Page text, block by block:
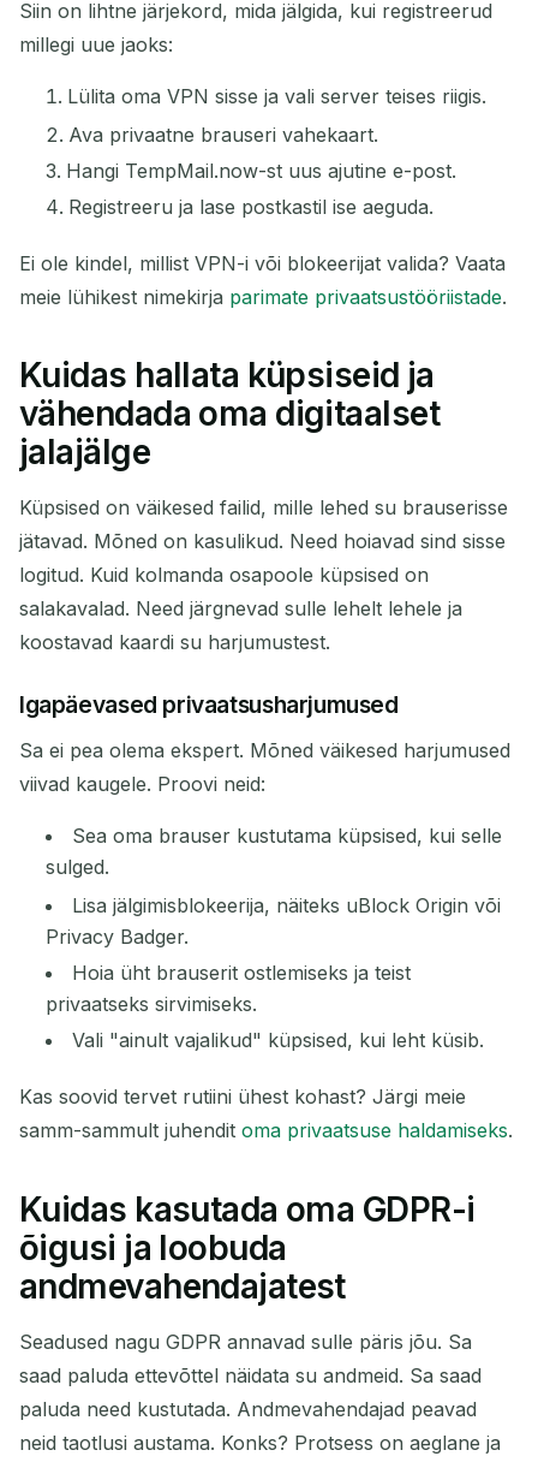
Siin on lihtne järjekord, mida jälgida, kui registreerud
millegi uue jaoks:
Lülita oma VPN sisse ja vali server teises riigis.
Ava privaatne brauseri vahekaart.
Hangi TempMail.now-st uus ajutine e-post.
Registreeru ja lase postkastil ise aeguda.
Ei ole kindel, millist VPN-i või blokeerijat valida? Vaata
meie lühikest nimekirja parimate privaatsustööriistade.
Kuidas hallata küpsiseid ja
vähendada oma digitaalset
jalajälge
Küpsised on väikesed failid, mille lehed su brauserisse
jätavad. Mõned on kasulikud. Need hoiavad sind sisse
logitud. Kuid kolmanda osapoole küpsised on
salakavalad. Need järgnevad sulle lehelt lehele ja
koostavad kaardi su harjumustest.
Igapäevased privaatsusharjumused
Sa ei pea olema ekspert. Mõned väikesed harjumused
viivad kaugele. Proovi neid:
Sea oma brauser kustutama küpsised, kui selle
sulged.
Lisa jälgimisblokeerija, näiteks uBlock Origin või
Privacy Badger.
Hoia üht brauserit ostlemiseks ja teist
privaatseks sirvimiseks.
Vali "ainult vajalikud" küpsised, kui leht küsib.
Kas soovid tervet rutiini ühest kohast? Järgi meie
samm-sammult juhendit oma privaatsuse haldamiseks.
Kuidas kasutada oma GDPR-i
õigusi ja loobuda
andmevahendajatest
Seadused nagu GDPR annavad sulle päris jõu. Sa
saad paluda ettevõttel näidata su andmeid. Sa saad
paluda need kustutada. Andmevahendajad peavad
neid taotlusi austama. Konks? Protsess on aeglane ja